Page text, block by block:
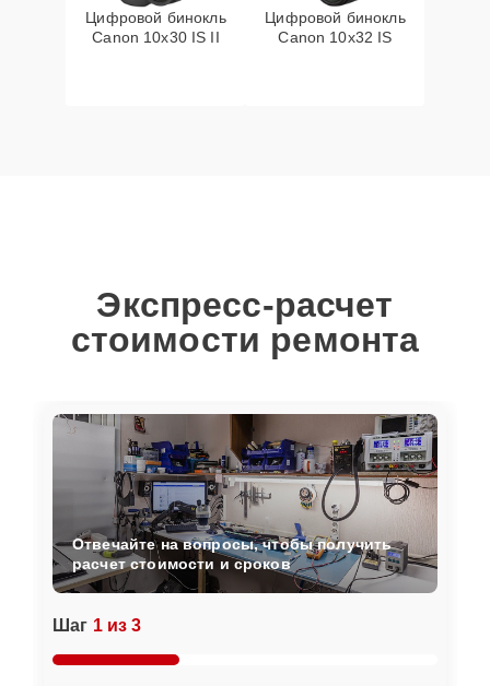
Цифровой бинокль
Canon 10x30 IS II
Цифровой бинокль
Canon 10x32 IS
Экспресс-расчет
стоимости ремонта
Шаг 1 из 3
Отвечайте на вопросы, чтобы получить
расчет стоимости и сроков